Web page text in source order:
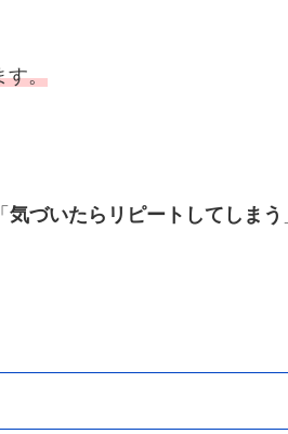
す。
気づいたらリピートしてしまう